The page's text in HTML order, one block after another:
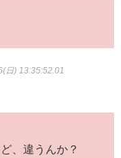
日) 13:35:52.01
、違うんか？